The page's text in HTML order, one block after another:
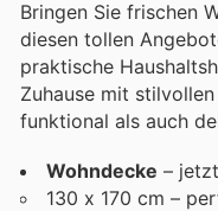
Bringen Sie frischen
diesen tollen
praktische
Zuhause mit
funktional als auch
Wohndecke –
130 x 170 cm –